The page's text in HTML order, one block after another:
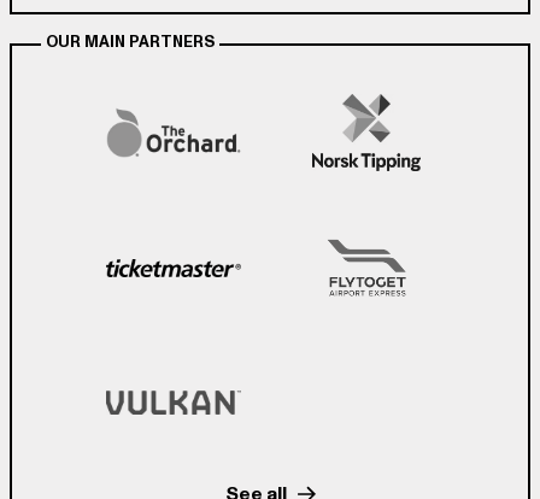
OUR MAIN PARTNERS